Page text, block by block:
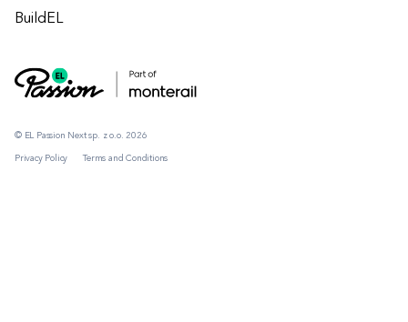
© EL Passion Next sp. z o.o. 2026
Privacy Policy Terms and Conditions
BuildEL